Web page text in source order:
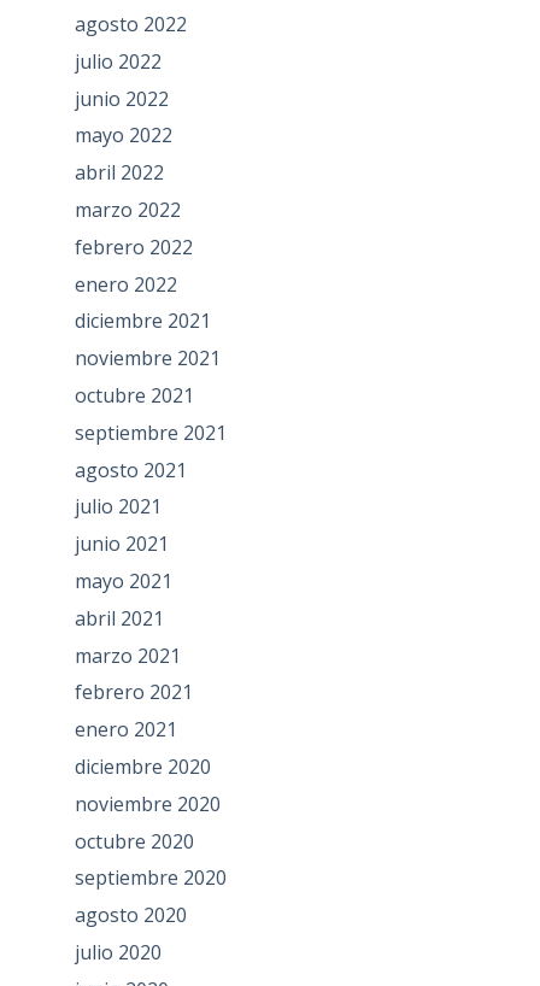
agosto 2022
julio 2022
junio 2022
mayo 2022
abril 2022
marzo 2022
febrero 2022
enero 2022
diciembre 2021
noviembre 2021
octubre 2021
septiembre 2021
agosto 2021
julio 2021
junio 2021
mayo 2021
abril 2021
marzo 2021
febrero 2021
enero 2021
diciembre 2020
noviembre 2020
octubre 2020
septiembre 2020
agosto 2020
julio 2020